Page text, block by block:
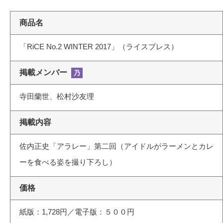
商品名
「RiCE No.2 WINTER 2017」（ライスプレス）
掲載メンバー 乃
寺田蘭世、松村沙友理
掲載内容
佐内正史「アラレー」第二回（アイドルがラーメンとカレ
ーを食べる姿を撮り下ろし）
価格
紙版：1,728円／電子版：５００円